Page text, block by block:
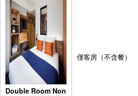
Double Room Non
僅客房（不含餐）